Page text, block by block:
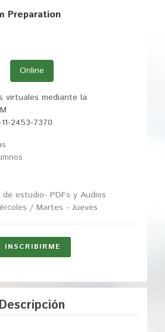
Preparation
Online
virtuales mediante la
2453-7370
estudio- PDFs y Audios
/ Martes - Jueves
INSCRIBIRME
Descripción